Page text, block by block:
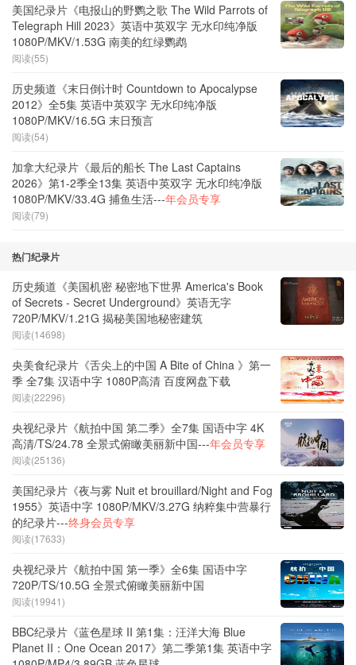
美国纪录片《电报山的野鹦之歌 The Wild Parrots of
Telegraph Hill 2023》英语中英双字 无水印纯净版
1080P/MKV/1.53G 南美的红绿鹦鹉
阅读(55)
历史频道《末日倒计时 Countdown to Apocalypse
2012》全5集 英语中英双字 无水印纯净版
1080P/MKV/16.5G 末日预言
阅读(54)
加拿大纪录片《最后的船长 The Last Captains
2026》第1-2季全13集 英语中英双字 无水印纯净版
1080P/MKV/33.4G 捕鱼生活---年会员专享
阅读(79)
热门纪录片
历史频道《美国机密 秘密地下世界 America's Book
of Secrets - Secret Underground》英语无字
720P/MKV/1.21G 揭秘美国地秘密建筑
阅读(14698)
央美食纪录片《舌尖上的中国 A Bite of China 》第一
季 全7集 汉语中字 1080P高清 百度网盘下载
阅读(22296)
央视纪录片《航拍中国 第二季》全7集 国语中字 4K
高清/TS/24.78 全景式俯瞰美丽新中国---年会员专享
阅读(25136)
美国纪录片《夜与雾 Nuit et brouillard/Night and Fog
1955》英语中字 1080P/MKV/3.27G 纳粹集中营暴行
的纪录片---终身会员专享
阅读(17633)
央视纪录片《航拍中国 第一季》全6集 国语中字
720P/TS/10.5G 全景式俯瞰美丽新中国
阅读(19941)
BBC纪录片《蓝色星球 II 第1集：汪洋大海 Blue
Planet II：One Ocean 2017》第二季第1集 英语中字